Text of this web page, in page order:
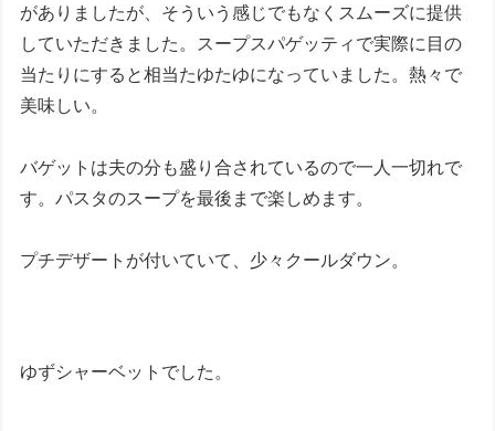
がありましたが、そういう感じでもなくスムーズに提供
していただきました。スープスパゲッティで実際に目の
当たりにすると相当たゆたゆになっていました。熱々で
美味しい。
バゲットは夫の分も盛り合されているので一人一切れで
す。パスタのスープを最後まで楽しめます。
プチデザートが付いていて、少々クールダウン。
ゆずシャーベットでした。